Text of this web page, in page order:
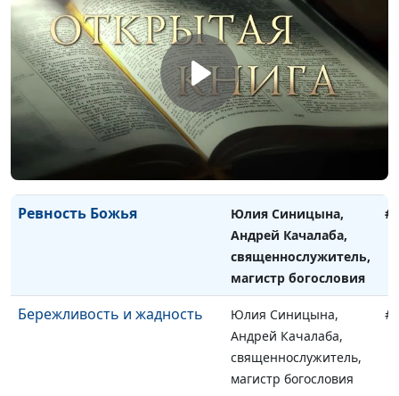
Изменение характера
христианина
Юлия Синицына,
Андрей Качалаба,
священнослужитель,
магистр богословия
Является ли богатство
пороком?
Юлия Синицына,
Андрей Качалаба,
священнослужитель,
магистр богословия
Ревность Божья
Юлия Синицына,
Андрей Качалаба,
священнослужитель,
магистр богословия
Бережливость и жадность
Юлия Синицына,
Андрей Качалаба,
священнослужитель,
магистр богословия